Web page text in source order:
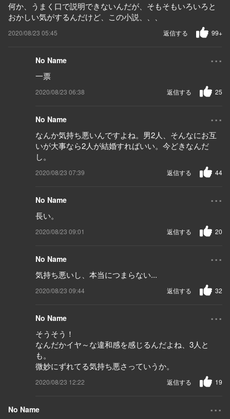
何か、うまく口で説明できないんだが、そもそもいろいろと
おかしい気がするんだけど、この小説、、、
2020/08/23 05:45 99+
返信する
No Name ...
一票
2020/08/23 06:38 25
返信する
No Name ...
なんか気持ち悪いんですよね。男2人、そんなにお互
いが大事なら2人が結婚すればいい。今どきなんだ
し。
2020/08/23 07:39 44
返信する
No Name ...
長い。
2020/08/23 09:01 20
返信する
No Name ...
気持ち悪いし、本当につまらない...
2020/08/23 09:44 32
返信する
No Name ...
そうそう！
なんだかイヤ～な違和感を感じるんだよね、3人と
も。
微妙にずれてる気持ち悪さっていうか。
2020/08/23 12:22 19
返信する
No Name ...